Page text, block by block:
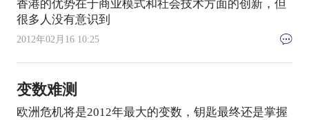
香港的优势在于商业模式和社会技术方面的创新，但
很多人没有意识到
2012年02月16 10:25
变数难测
欧洲危机将是2012年最大的变数，钥匙最终还是掌握